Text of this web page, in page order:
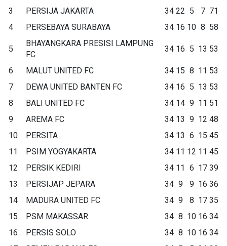
3
PERSIJA JAKARTA 34 22 5 7 71
4
PERSEBAYA SURABAYA 34 16 10 8 58
5
BHAYANGKARA PRESISI LAMPUNG
FC
34 16 5 13 53
6 MALUT UNITED FC 34 15 8 11 53
7
DEWA UNITED BANTEN FC 34 16 5 13 53
8
BALI UNITED FC 34 14 9 11 51
9
AREMA FC 34 13 9 12 48
10
PERSITA 34 13 6 15 45
11
PSIM YOGYAKARTA 34 11 12 11 45
12
PERSIK KEDIRI 34 11 6 17 39
13
PERSIJAP JEPARA 34 9 9 16 36
14
MADURA UNITED FC 34 9 8 17 35
15
PSM MAKASSAR 34 8 10 16 34
16
PERSIS SOLO 34 8 10 16 34